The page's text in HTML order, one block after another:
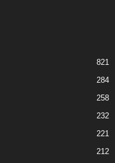
821
284
258
232
221
212